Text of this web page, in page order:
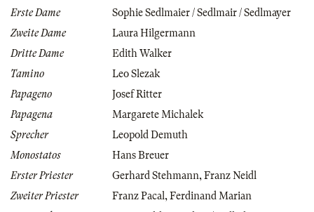
Erste Dame
Sophie Sedlmaier / Sedlmair / Sedlmayer
Zweite Dame
Laura Hilgermann
Dritte Dame
Edith Walker
Tamino
Leo Slezak
Papageno
Josef Ritter
Papagena
Margarete Michalek
Sprecher
Leopold Demuth
Monostatos
Hans Breuer
Erster Priester
Gerhard Stehmann,Franz Neidl
Zweiter Priester
Franz Pacal,Ferdinand Marian